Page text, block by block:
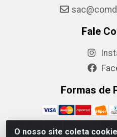
O nosso site coleta
Fale
Formas de